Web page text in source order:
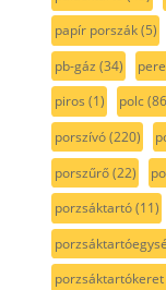
papír porszák(5)
pb-gáz (34)
piros (1) polc
porszívó(220)
porszűrő(22)
porzsáktartó(11)
porzsáktartókeret